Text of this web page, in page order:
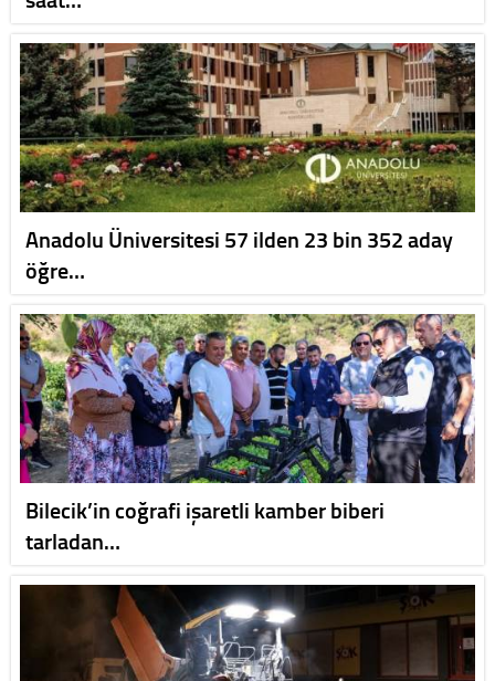
Anadolu Üniversitesi 57 ilden 23 bin 352 aday
öğre…
Bilecik’in coğrafi işaretli kamber biberi
tarladan…